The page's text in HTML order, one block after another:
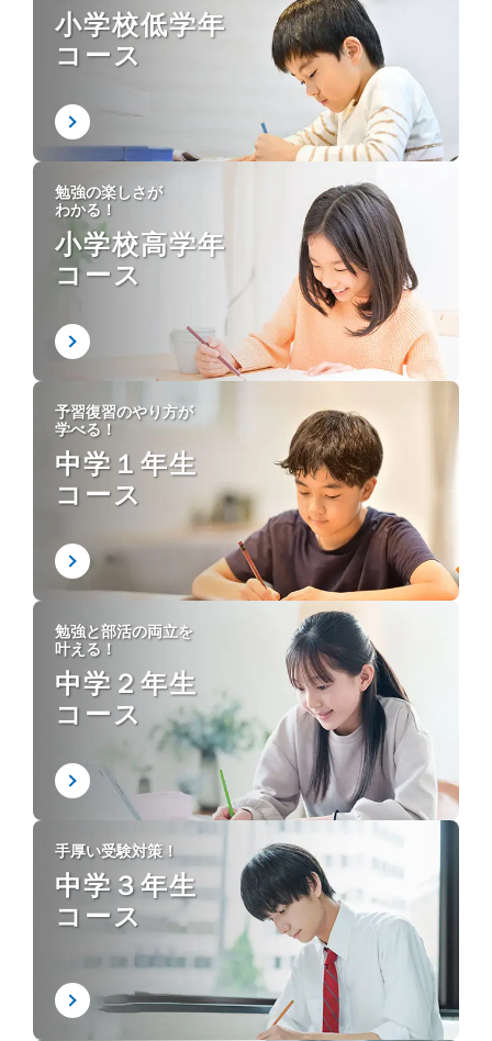
小学校低学年
コース
勉強の楽しさが
わかる！
小学校高学年
コース
予習復習のやり方が
学べる！
中学１年生
コース
勉強と部活の両立を
叶える！
中学２年生
コース
手厚い受験対策！
中学３年生
コース